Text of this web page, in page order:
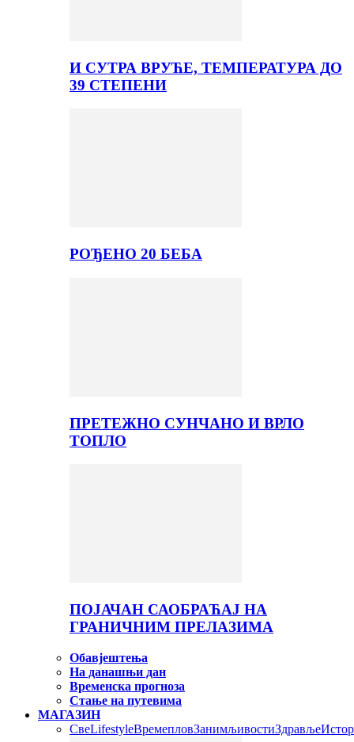
И СУТРА ВРУЋЕ, ТЕМПЕРАТУРА ДО
39 СТЕПЕНИ
РОЂЕНО 20 БЕБА
ПРЕТЕЖНО СУНЧАНО И ВРЛО
ТОПЛО
ПОЈАЧАН САОБРАЋАЈ НА
ГРАНИЧНИМ ПРЕЛАЗИМА
Обавјештења
На данашњи дан
Временска прогноза
Стање на путевима
МАГАЗИН
СвеLifestyleВремепловЗанимљивостиЗдравље